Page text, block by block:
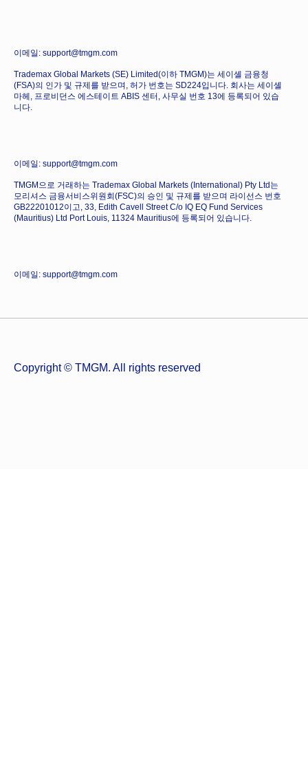
이메일: support@tmgm.com
Trademax Global Markets (SE) Limited(이하 TMGM)는 세이셸 금융청
(FSA)의 인가 및 규제를 받으며, 허가 번호는 SD224입니다. 회사는 세이셸
마헤, 프로비던스 에스테이트 ABIS 센터, 사무실 번호 13에 등록되어 있습
니다.
이메일: support@tmgm.com
TMGM으로 거래하는 Trademax Global Markets (International) Pty Ltd는
모리셔스 금융서비스위원회(FSC)의 승인 및 규제를 받으며 라이선스 번호
GB22201012이고, 33, Edith Cavell Street C/o IQ EQ Fund Services
(Mauritius) Ltd Port Louis, 11324 Mauritius에 등록되어 있습니다.
이메일: support@tmgm.com
Copyright © TMGM. All rights reserved